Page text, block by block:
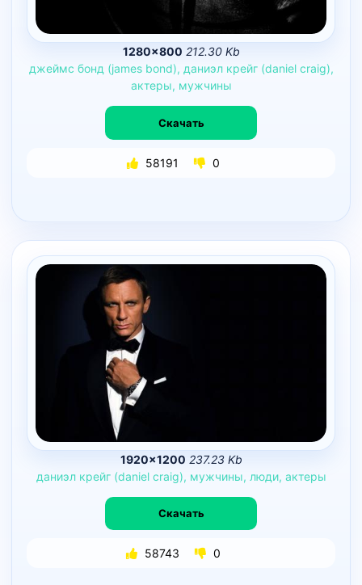
1280×800 212.30 Kb
джеймс бонд (james bond), даниэл крейг (daniel craig),
актеры, мужчины
Скачать
58191 0
1920×1200 237.23 Kb
даниэл крейг (daniel craig), мужчины, люди, актеры
Скачать
58743 0